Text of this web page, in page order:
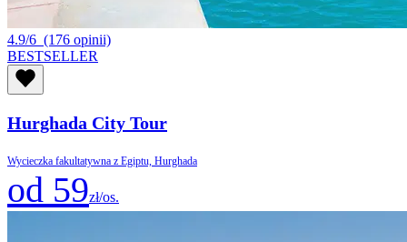
4.9/6 (176 opinii)
BESTSELLER
Hurghada City Tour
Wycieczka fakultatywna z Egiptu, Hurghada
od 59zł/os.